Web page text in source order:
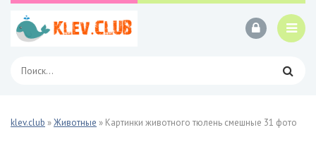
klev.club »Животные » Картинки животного тюлень смешные 31 фото